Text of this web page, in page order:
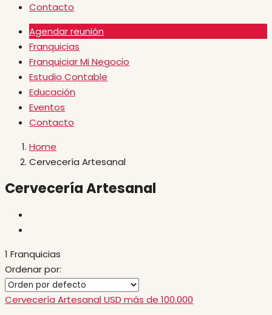
Contacto
Agendar reunión
Franquicias
Franquiciar Mi Negocio
Estudio Contable
Educación
Eventos
Contacto
Home
Cervecería Artesanal
Cervecería Artesanal
1 Franquicias
Ordenar por:
Cervecería ArtesanalUSD más de 100.000